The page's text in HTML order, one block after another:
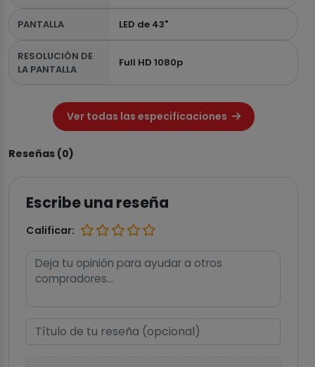
PANTALLA LED de 43"
RESOLUCIÓN DE
LA PANTALLA
Full HD 1080p
Ver todas las especificaciones
Reseñas (0)
Escribe una reseña
Calificar: